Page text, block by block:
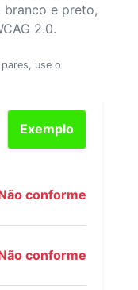
e preto,
2.0.
use o
Exemplo
conforme
conforme